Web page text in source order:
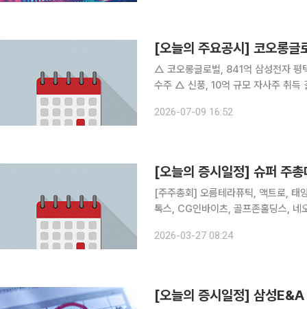
[오늘의 주요공시] 코오롱글
△ 코오롱글로벌, 841억 삼성전자 평택캠퍼스 건축공사
수주 △ 신풍, 10억 규모 자사주 취득 결정 △ 미원에스씨, 주당 1200원 현금배당 결정 △ 드림텍,
△ 삼보모터스, 2세 경영 전면화…이
2026-07-09 16:52
[오늘의 증시일정] 슈퍼 주
[주주총회] 오름테라퓨틱, 액트로, 태
톡스, CG인바이츠, 골프존홀딩스, 네
에이텀, 제이티, 유니온바이오메트릭
2026-03-27 08:24
[오늘의 증시일정] 삼성E&A